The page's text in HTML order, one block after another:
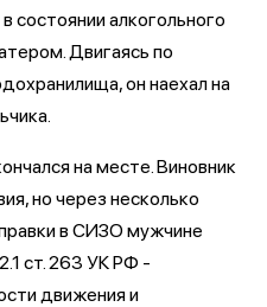
состоянии алкогольного
Двигаясь по
он наехал на
на месте. Виновник
но через несколько
в СИЗО мужчине
ст. 263 УК РФ -
движения и